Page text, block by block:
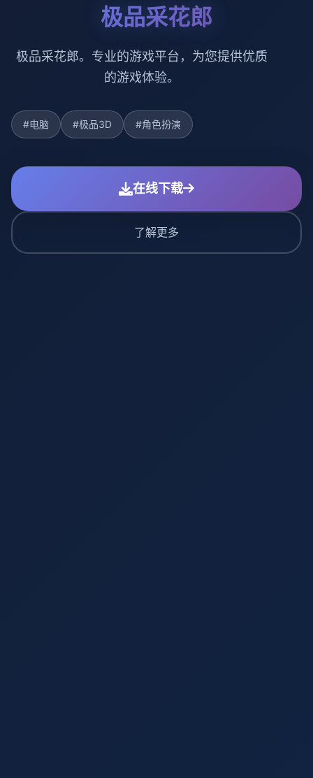
极品采花郎
极品采花郎。专业的游戏平台，为您提供优质
的游戏体验。
#电脑 #极品3D #角色扮演
在线下载
了解更多